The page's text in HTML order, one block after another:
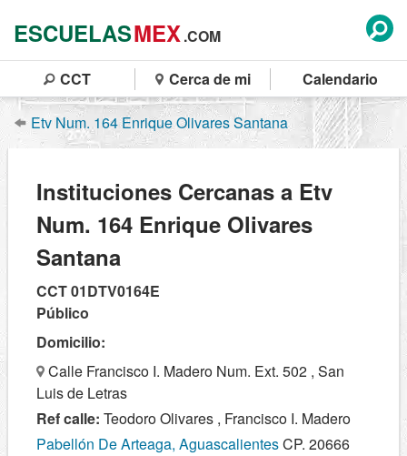
ESCUELASMEX.COM
CCT Cerca de mi Calendario
Etv Num. 164 Enrique Olivares Santana
Instituciones Cercanas a Etv
Num. 164 Enrique Olivares
Santana
CCT 01DTV0164E
Público
Domicilio:
Calle Francisco I. Madero Num. Ext. 502 , San
Luis de Letras
Ref calle: Teodoro Olivares , Francisco I. Madero
Pabellón De Arteaga, AguascalientesCP. 20666